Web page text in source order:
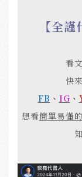
【全
看
快
FB 、 IG 、
想看簡單易懂